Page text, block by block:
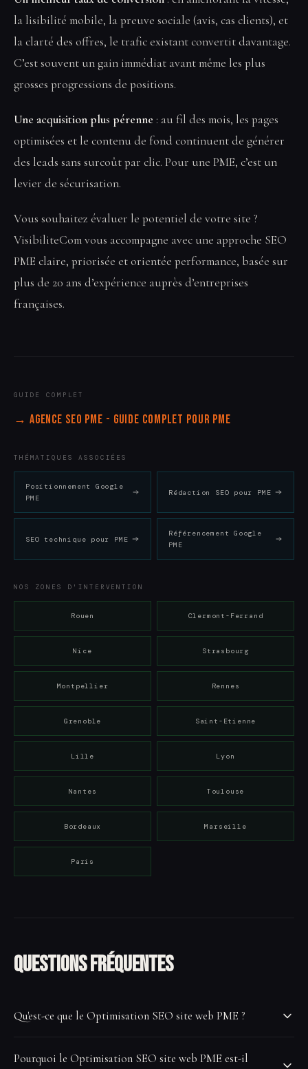
la lisibilité mobile, la preuve sociale (avis, cas clients), et
la clarté des offres, le trafic existant convertit davantage.
C’est souvent un gain immédiat avant même les plus
grosses progressions de positions.
Une acquisition plus pérenne : au fil des mois, les pages
optimisées et le contenu de fond continuent de générer
des leads sans surcoût par clic. Pour une PME, c’est un
levier de sécurisation.
Vous souhaitez évaluer le potentiel de votre site ?
VisibiliteCom vous accompagne avec une approche SEO
PME claire, priorisée et orientée performance, basée sur
plus de 20 ans d’expérience auprès d’entreprises
françaises.
GUIDE COMPLET
→ Agence SEO PME - Guide complet pour PME
THÉMATIQUES ASSOCIÉES
Positionnement Google
PME
Rédaction SEO pour PME
SEO technique pour PME
Référencement Google
PME
NOS ZONES D'INTERVENTION
Rouen Clermont-Ferrand
Nice Strasbourg
Montpellier Rennes
Grenoble Saint-Etienne
Lille Lyon
Nantes Toulouse
Bordeaux Marseille
Paris
Questions fréquentes
Qu'est-ce que le Optimisation SEO site web PME ?
techniques permettant d'optimiser cette dimension spécifique
Pourquoi le Optimisation SEO site web PME est-il